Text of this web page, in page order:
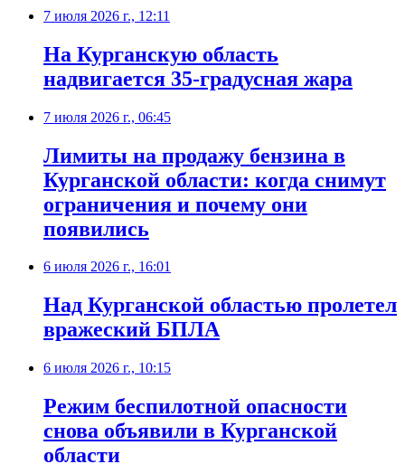
7 июля 2026 г., 12:11
На Курганскую область
надвигается 35-градусная жара
7 июля 2026 г., 06:45
Лимиты на продажу бензина в
Курганской области: когда снимут
ограничения и почему они
появились
6 июля 2026 г., 16:01
Над Курганской областью пролетел
вражеский БПЛА
6 июля 2026 г., 10:15
Режим беспилотной опасности
снова объявили в Курганской
области